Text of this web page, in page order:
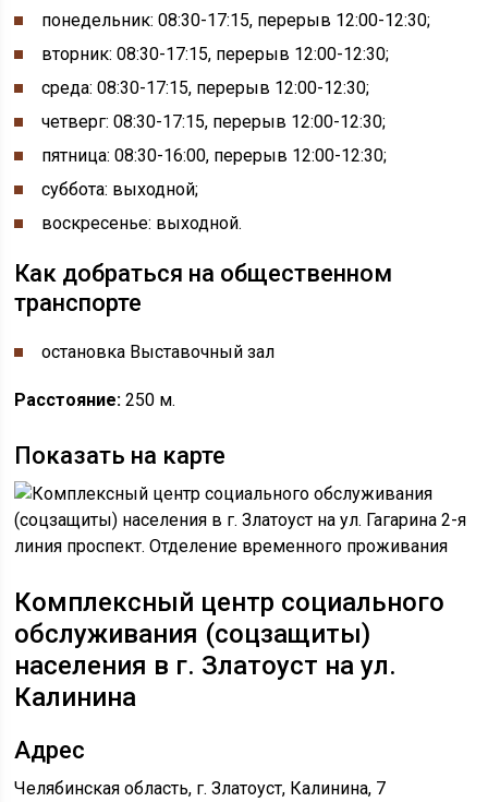
понедельник:08:30-17:15, перерыв 12:00-12:30;
вторник: 08:30-17:15, перерыв 12:00-12:30;
среда: 08:30-17:15, перерыв 12:00-12:30;
четверг: 08:30-17:15, перерыв 12:00-12:30;
пятница: 08:30-16:00, перерыв 12:00-12:30;
суббота: выходной;
воскресенье: выходной.
Как добраться на общественном
транспорте
остановка ​​​Выставочный зал
Расстояние: 250 м.
Показать на карте
Комплексный центр социального
обслуживания (соцзащиты)
населения в г. Златоуст на ул. ​​
Калинина
Адрес
Челябинская область, г. Златоуст, ​Калинина, 7